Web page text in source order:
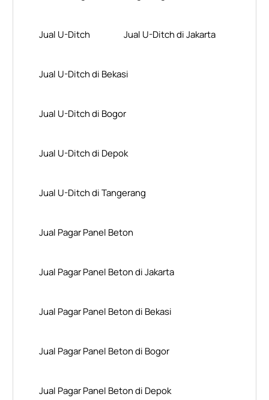
Jual U-Ditch Jual U-Ditch di Jakarta
Jual U-Ditch di Bekasi
Jual U-Ditch di Bogor
Jual U-Ditch di Depok
Jual U-Ditch di Tangerang
Jual Pagar Panel Beton
Jual Pagar Panel Beton di Jakarta
Jual Pagar Panel Beton di Bekasi
Jual Pagar Panel Beton di Bogor
Jual Pagar Panel Beton di Depok